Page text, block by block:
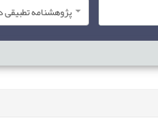
پژوهشنامه